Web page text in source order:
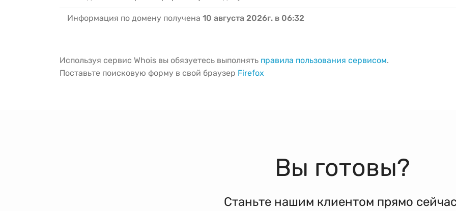
Информация по домену получена 10 августа 2026г. в 06:32
Используя сервис Whois вы обязуетесь выполнять правила пользования сервисом.
Поставьте поисковую форму в свой браузер Firefox
Вы готовы?
Станьте нашим клиентом прямо